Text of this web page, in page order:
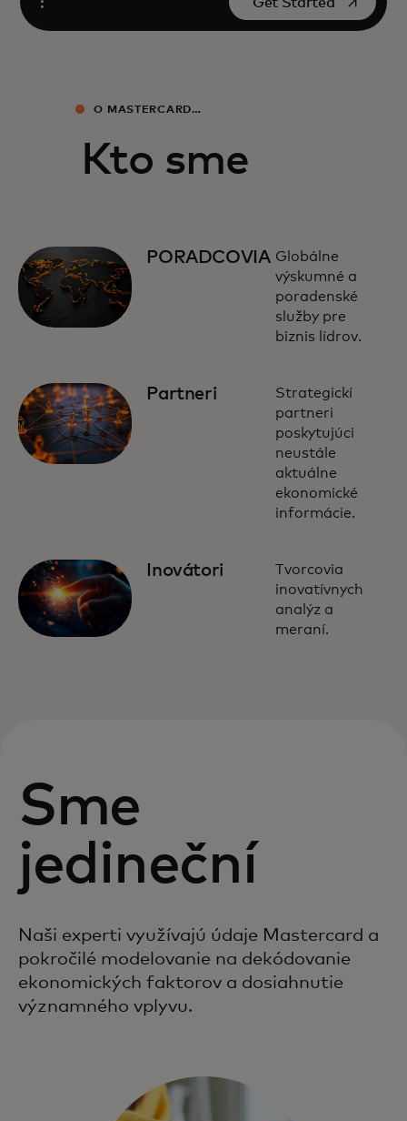
Open
O MASTERCARD
Kto sme
PORADCOVIA Globálne
výskumné a
poradenské
služby pre
biznis lídrov.
Partneri
Strategickí
partneri
poskytujúci
neustále
aktuálne
ekonomické
informácie.
Inovátori
Tvorcovia
inovatívnych
analýz a
meraní.
Sme
jedineční
Naši experti využívajú údaje Mastercard a
pokročilé modelovanie na dekódovanie
ekonomických faktorov a dosiahnutie
významného vplyvu.